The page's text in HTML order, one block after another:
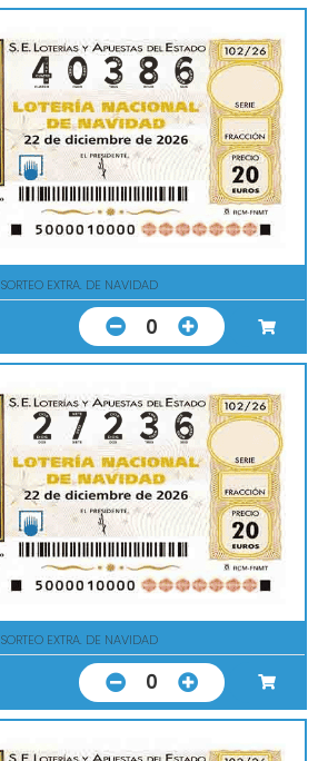
SORTEO EXTRA. DE NAVIDAD
0
SORTEO EXTRA. DE NAVIDAD
0